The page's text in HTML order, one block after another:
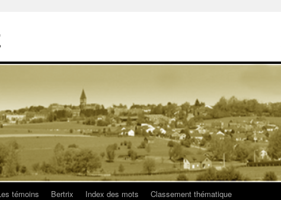
témoins Bertrix Index des mots Classement thématique